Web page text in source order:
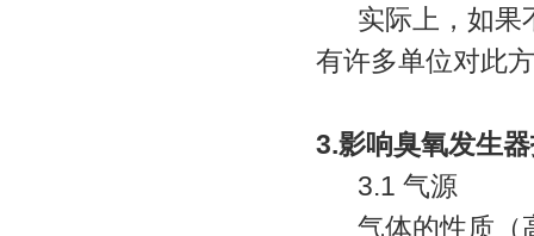
实际上，如果
有许多单位对此
3.影响臭氧发生
3.1 气源
气体的性质（